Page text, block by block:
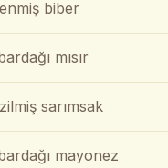
biber
mısır
sarımsak
mayonez